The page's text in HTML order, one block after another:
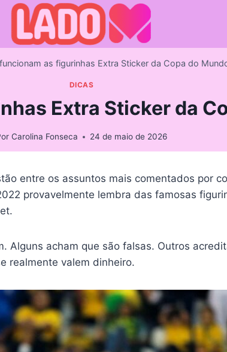
as figurinhas Extra Sticker da Copa do
DICAS
Extra Sticker da
Carolina Fonseca 24 de maio de 2026
entre os assuntos mais comentados por
provavelmente lembra das famosas
Alguns acham que são falsas. Outros
realmente valem dinheiro.